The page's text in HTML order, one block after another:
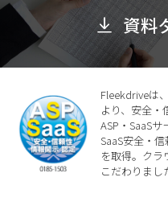
資料
Fleekdriveは
より、安全・
ASP・SaaS
SaaS安全・
を取得。クラ
こだわりまし